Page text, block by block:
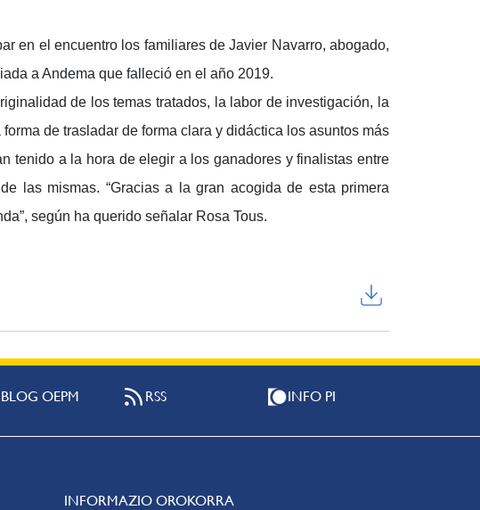
en el encuentro los familiares de Javier Navarro, abogado,
a Andema que falleció en el año 2019.
de los temas tratados, la labor de investigación, la
de trasladar de forma clara y didáctica los asuntos más
tenido a la hora de elegir a los ganadores y finalistas entre
las mismas. “Gracias a la gran acogida de esta primera
según ha querido señalar Rosa Tous.
BLOG OEPM RSS INFO PI
INFORMAZIO OROKORRA